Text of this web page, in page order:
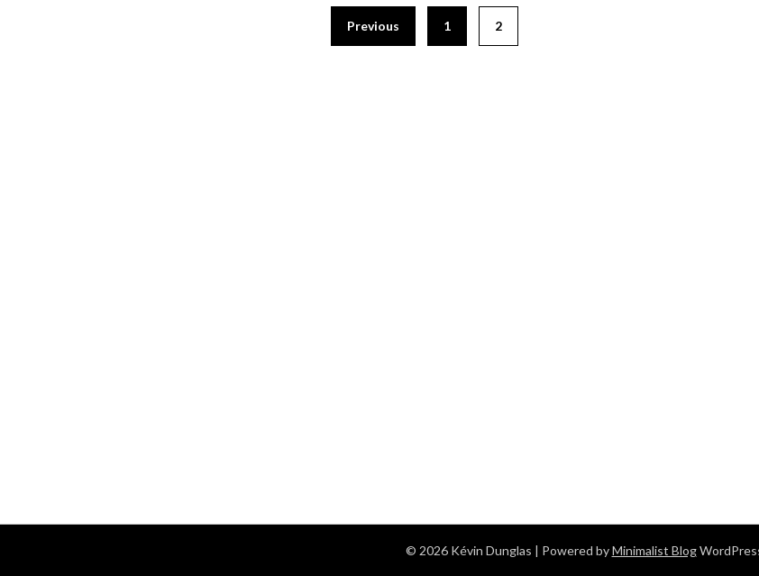
Previous 1 2
© 2026 Kévin Dunglas | Powered byMinimalist Blog